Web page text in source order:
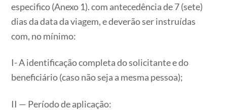
especifico (Anexo 1). com antecedência de 7 (sete)
dias da data da viagem, e deverão ser instruídas
com, no mínimo:
I- A identificação completa do solicitante e do
beneficiário (caso não seja a mesma pessoa);
II — Período de aplicação: